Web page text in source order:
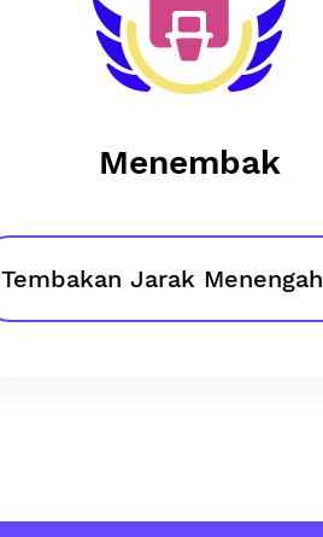
Menembak
Tembakan Jarak Menengah